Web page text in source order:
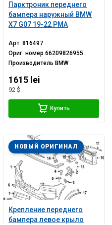
Парктроник переднего
бампера наружный BMW
X7 G07 19-22 PMA
Арт.816497
Ориг. номер66209826955
Производитель BMW
1615 lei
92 $
Купить
Крепление переднего
бампера левое крыло
НОВЫЙ ОРИГИНАЛ